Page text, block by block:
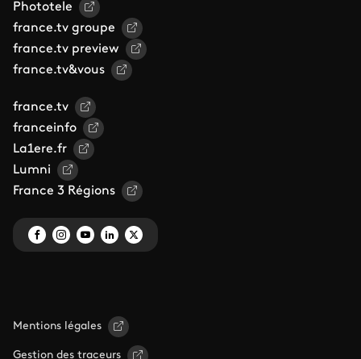
Phototele
france.tv groupe
france.tv preview
france.tv&vous
france.tv
franceinfo
La1ere.fr
Lumni
France 3 Régions
Mentions légales
Gestion des traceurs